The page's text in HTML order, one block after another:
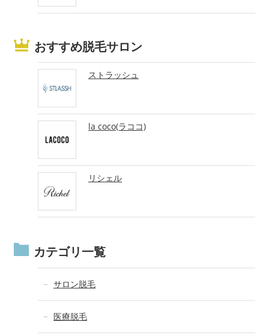
おすすめ脱毛サロン
ストラッシュ
la coco(ラココ)
リシェル
カテゴリ一覧
サロン脱毛
医療脱毛